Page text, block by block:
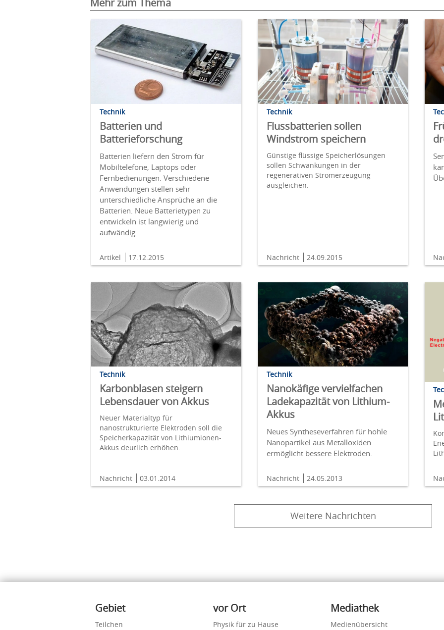
Mehr zum Thema
Technik
Batterien und
Batterieforschung
Batterien liefern den Strom für
Mobiltelefone, Laptops oder
Fernbedienungen. Verschiedene
Anwendungen stellen sehr
unterschiedliche Ansprüche an die
Batterien. Neue Batterietypen zu
entwickeln ist langwierig und
aufwändig.
Artikel 17.12.2015
Technik
Flussbatterien sollen
Windstrom speichern
Günstige flüssige Speicherlösungen
sollen Schwankungen in der
regenerativen Stromerzeugung
ausgleichen.
Nachricht 24.09.2015
Technik
Karbonblasen steigern
Lebensdauer von Akkus
Neuer Materialtyp für
nanostrukturierte Elektroden soll die
Speicherkapazität von Lithiumionen-
Akkus deutlich erhöhen.
Nachricht 03.01.2014
Technik
Nanokäfige vervielfachen
Ladekapazität von Lithium-
Akkus
Neues Syntheseverfahren für hohle
Nanopartikel aus Metalloxiden
ermöglicht bessere Elektroden.
Nachricht 24.05.2013
Weitere Nachrichten
Inhalte
Gebiet
Teilchen
vor Ort
Physik für zu Hause
Mediathek
Medienübersicht